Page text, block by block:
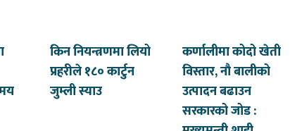
किन नियन्त्रणमा लियो
प्रहरीले १८० कार्टुन
जुम्ली स्याउ
कर्णालीमा कोदो खेती
विस्तार, नौ बालीको
उत्पादन बढाउन
सरकारको जोड :